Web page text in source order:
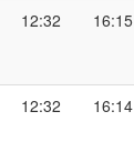
12:32 16:15
12:32 16:14